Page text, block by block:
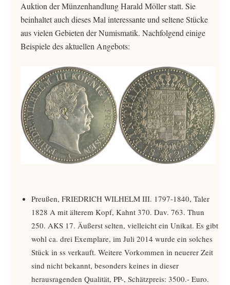
Auktion der Münzenhandlung Harald Möller statt. Sie
beinhaltet auch dieses Mal interessante und seltene Stücke
aus vielen Gebieten der Numismatik. Nachfolgend einige
Beispiele des aktuellen Angebots:
Preußen, FRIEDRICH WILHELM III. 1797-1840, Taler
1828 A mit älterem Kopf, Kahnt 370. Dav. 763. Thun
250. AKS 17. Äußerst selten, vielleicht ein Unikat. Es gibt
wohl ca. drei Exemplare, im Juli 2014 wurde ein solches
Stück in ss verkauft. Weitere Vorkommen in neuerer Zeit
sind nicht bekannt, besonders keines in dieser
herausragenden Qualität, PP-, Schätzpreis: 3500.- Euro.